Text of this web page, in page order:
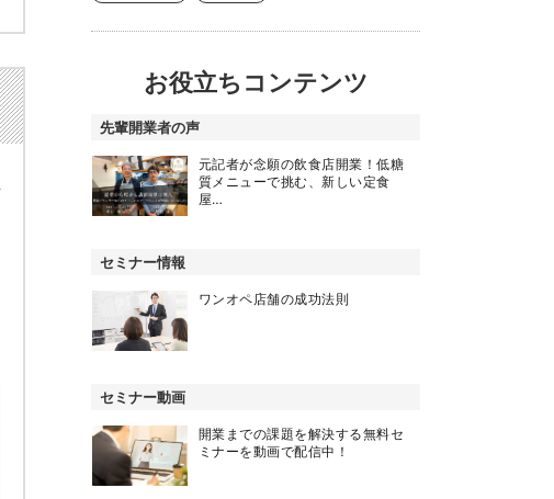
お役立ちコンテンツ
先輩開業者の声
元記者が念願の飲食店開業！低糖
質メニューで挑む、新しい定食
屋…
セミナー情報
ワンオペ店舗の成功法則
セミナー動画
開業までの課題を解決する無料セ
ミナーを動画で配信中！